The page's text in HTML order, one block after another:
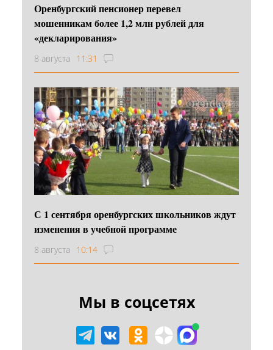
Оренбургский пенсионер перевел
мошенникам более 1,2 млн рублей для
«декларирования»
8 августа 11:31
С 1 сентября оренбургских школьников ждут
изменения в учебной программе
8 августа 10:14
Мы в соцсетях